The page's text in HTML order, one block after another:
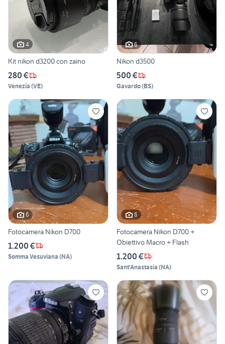
4
Kit nikon d3200 con zaino
280 €
Venezia (VE)
6
Nikon d3500
500 €
Gavardo(BS)
6
Fotocamera Nikon D700
1.200 €
Somma Vesuviana (NA)
6
Fotocamera Nikon D700 +
Obiettivo Macro + Flash
1.200 €
Sant'Anastasia (NA)